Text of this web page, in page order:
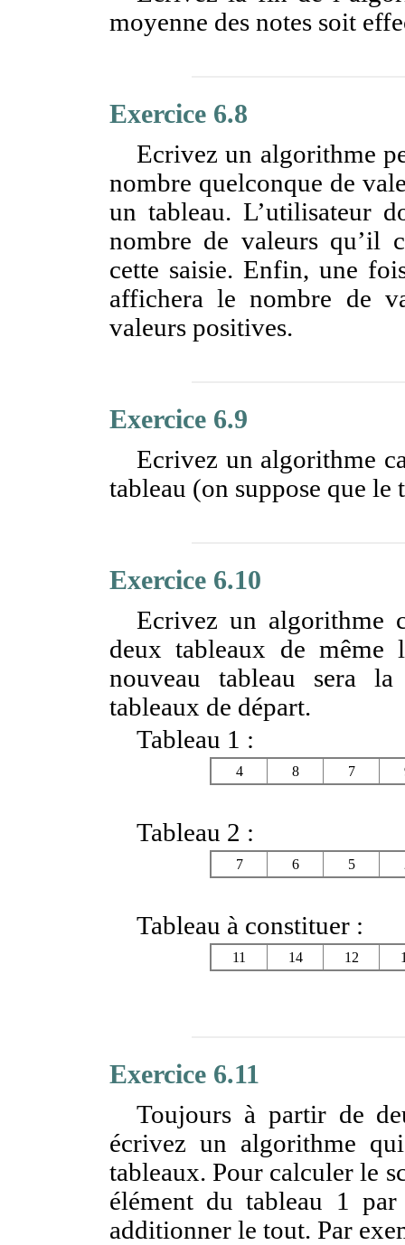
moyenne des notes soit
Exercice 6.8
Ecrivez un algorithme
nombre quelconque de
un tableau. L’utilisateur
nombre de valeurs qu’il
cette saisie. Enfin, une
affichera le nombre de
valeurs positives.
Exercice 6.9
Ecrivez un algorithme
tableau (on suppose que le
Exercice 6.10
Ecrivez un algorithme
deux tableaux de même
nouveau tableau sera
tableaux de départ.
Tableau 1 :
4 8 7
Tableau 2 :
7 6 5
Tableau à constituer :
11 14 12
Exercice 6.11
Toujours à partir de
écrivez un algorithme
tableaux. Pour calculer le
élément du tableau 1
additionner le tout. Par